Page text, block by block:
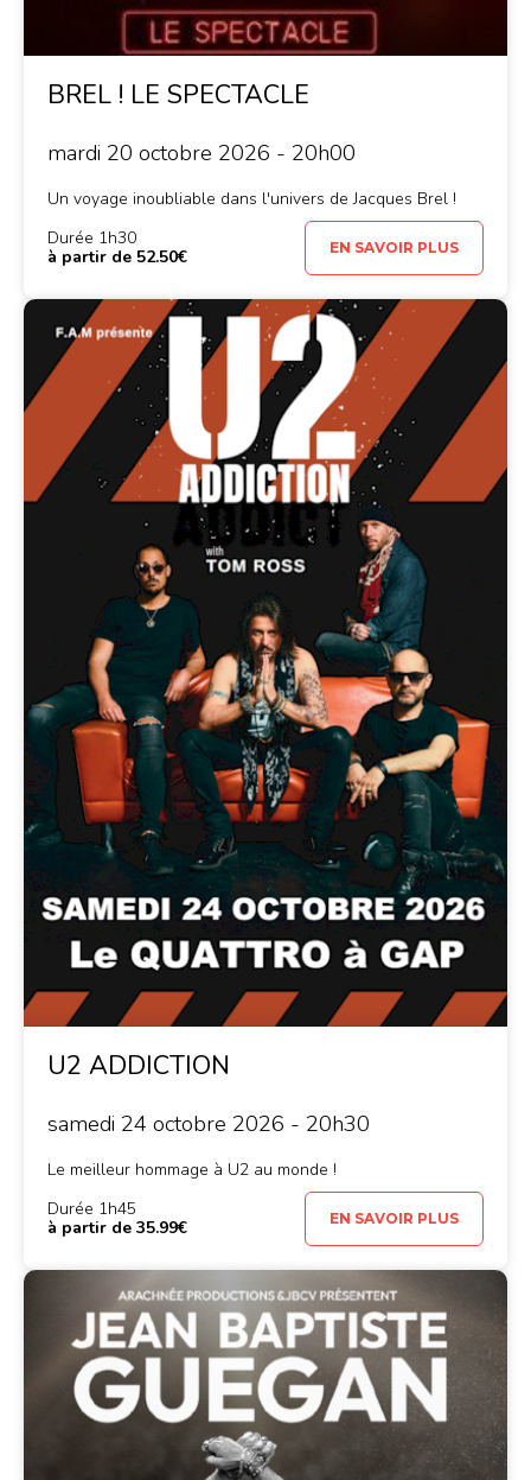
BREL ! LE SPECTACLE
mardi 20 octobre 2026 - 20h00
Un voyage inoubliable dans l'univers de Jacques Brel !
Durée 1h30
à partir de 52.50€
EN SAVOIR PLUS
U2 ADDICTION
samedi 24 octobre 2026 - 20h30
Le meilleur hommage à U2 au monde !
Durée 1h45
à partir de 35.99€
EN SAVOIR PLUS